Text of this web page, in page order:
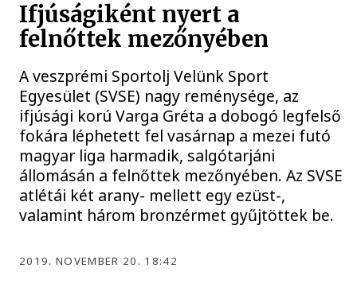
Ifjúságiként nyert a
felnőttek mezőnyében
A veszprémi Sportolj Velünk Sport
Egyesület (SVSE) nagy reménysége, az
ifjúsági korú Varga Gréta a dobogó legfelső
fokára léphetett fel vasárnap a mezei futó
magyar liga harmadik, salgótarjáni
állomásán a felnőttek mezőnyében. Az SVSE
atlétái két arany- mellett egy ezüst-,
valamint három bronzérmet gyűjtöttek be.
2019. NOVEMBER 20. 18:42